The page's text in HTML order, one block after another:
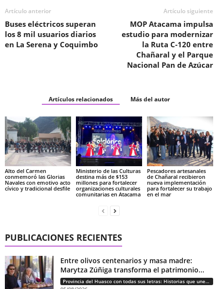
Artículo anterior
Buses eléctricos superan
los 8 mil usuarios diarios
en La Serena y Coquimbo
Artículo siguiente
MOP Atacama impulsa
estudio para modernizar
la Ruta C-120 entre
Chañaral y el Parque
Nacional Pan de Azúcar
Artículos relacionados Más del autor
Alto del Carmen
conmemoró las Glorias
Navales con emotivo acto
cívico y tradicional desfile
Ministerio de las Culturas
destina más de $153
millones para fortalecer
organizaciones culturales
comunitarias en Atacama
Pescadores artesanales
de Chañaral recibieron
nueva implementación
para fortalecer su trabajo
en el mar
PUBLICACIONES RECIENTES
Entre olivos centenarios y masa madre:
Marytza Zúñiga transforma el patrimonio...
Provincia del Huasco con todas sus letras: Historias que unen cultura, diversidad e identidad